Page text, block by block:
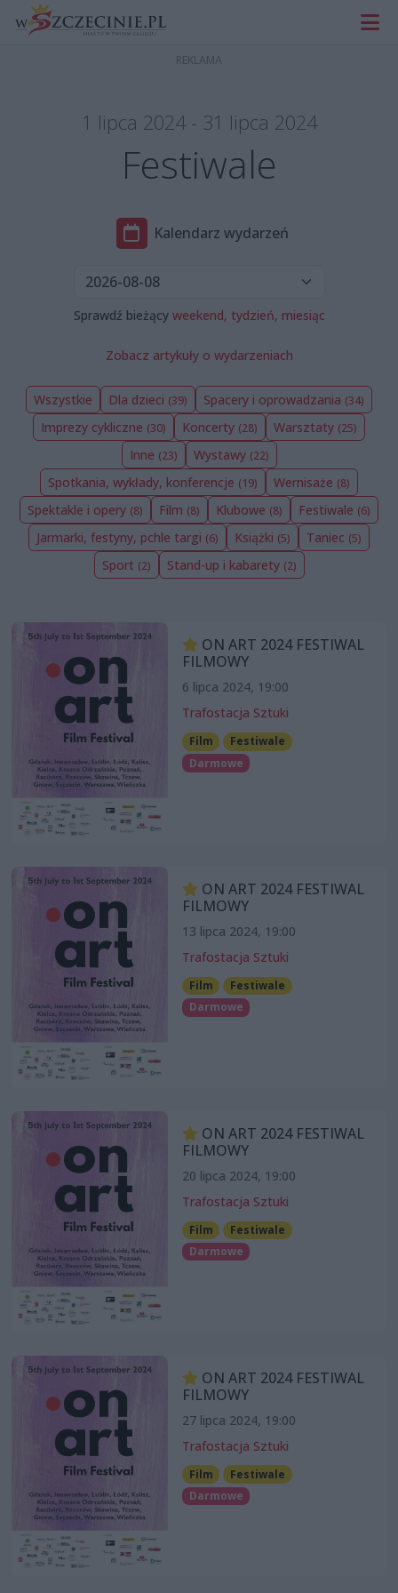
1 lipca 2024 - 31 lipca 2024
Festiwale
Kalendarz wydarzeń
Sprawdź bieżący weekend, tydzień, miesiąc
Zobacz artykuły o wydarzeniach
Wszystkie Dla dzieci (39) Spacery i oprowadzania (34)
Imprezy cykliczne (30) Koncerty (28) Warsztaty (25)
Inne (23) Wystawy (22)
Spotkania, wykłady, konferencje (19) Wernisaże (8)
Spektakle i opery (8) Film (8) Klubowe (8) Festiwale (6)
Jarmarki, festyny, pchle targi (6) Książki (5) Taniec (5)
Sport (2) Stand-up i kabarety (2)
ON ART 2024 FESTIWAL
FILMOWY
6 lipca 2024, 19:00
Trafostacja Sztuki
Film
Festiwale
Darmowe
ON ART 2024 FESTIWAL
FILMOWY
13 lipca 2024, 19:00
Trafostacja Sztuki
Film
Festiwale
Darmowe
ON ART 2024 FESTIWAL
FILMOWY
20 lipca 2024, 19:00
Trafostacja Sztuki
Film
Festiwale
Darmowe
ON ART 2024 FESTIWAL
FILMOWY
27 lipca 2024, 19:00
Trafostacja Sztuki
Film
Festiwale
Darmowe